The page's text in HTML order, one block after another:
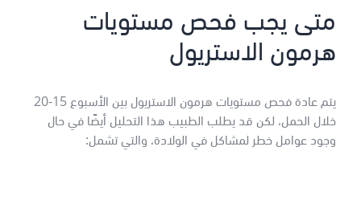
متى يجب فحص مستويات
هرمون الاستريول
يتم عادة فحص مستويات هرمون الاستريول بين الأسبوع 15-20
خلال الحمل، لكن قد يطلب الطبيب هذا التحليل أيضًا في حال
وجود عوامل خطر لمشاكل في الولادة، والتي تشمل: